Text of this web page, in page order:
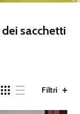
sacchetti
Filtri